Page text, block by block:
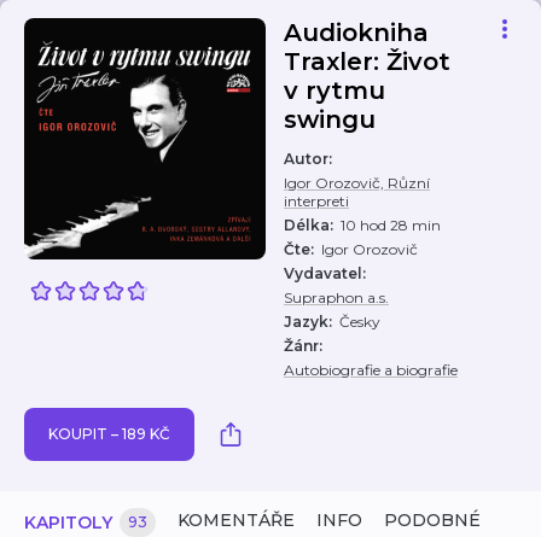
Audiokniha
Traxler: Život
v rytmu
swingu
Autor:
Igor Orozovič, Různí
interpreti
Délka: 10 hod 28 min
Čte: Igor Orozovič
Vydavatel :
Supraphon a.s.
Jazyk: Česky
Žánr:
Autobiografie a biografie
KOUPIT – 189 KČ
KAPITOLY 93 KOMENTÁŘE INFO PODOBNÉ